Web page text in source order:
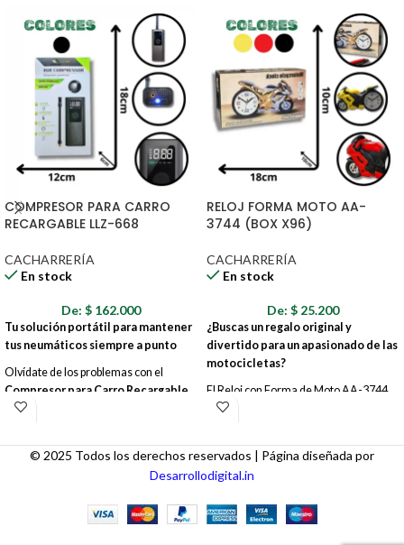
COMPRESOR PARA CARRO
RECARGABLE LLZ-668
CACHARRERÍA
En stock
De: $ 162.000
Tu solución portátil para mantener
tus neumáticos siempre a punto
Olvídate de los problemas con el
Compresor para Carro Recargable
LLZ-668
carretera, en casa o donde lo
necesites.
RELOJ FORMA MOTO AA-
3744 (BOX X96)
CACHARRERÍA
En stock
De: $ 25.200
¿Buscas un regalo original y
divertido para un apasionado de las
motocicletas?
El Reloj con Forma de Moto AA-3744
es la opción perfecta. Este creativo reloj
con el diseño único de una moto,
convirtiéndose en una pieza decorativa
llamativa para cualquier espacio. Ideal
cualquier lugar donde se quiera añadir
© 2025 Todos los derechos reservados | Página diseñada por
Desarrollodigital.in